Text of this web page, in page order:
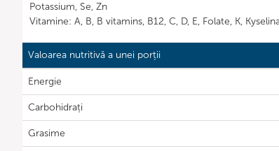
Potassium, Se, Zn
Vitamine: A, B, B vitamins, B12, C, D, E, Folate, K,
Valoarea nutritivă a unei porții
Energie
Carbohidrați
Grasime